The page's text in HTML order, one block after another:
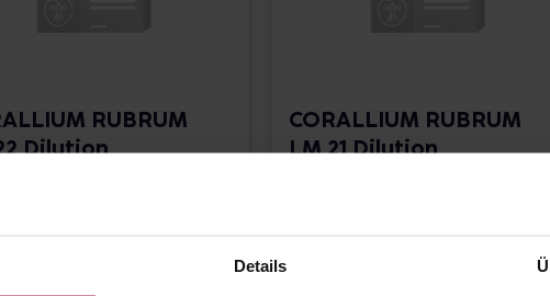
Details
RUBRUM
Dilution
CORALLIUM RUBRUM
LM 21 Dilution